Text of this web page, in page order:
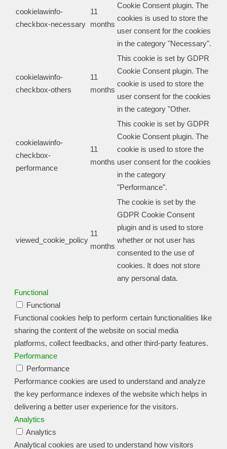
cookielawinfo-
checkbox-necessary
11
months
Cookie Consent plugin. The
cookies is used to store the
user consent for the cookies
in the category "Necessary".
cookielawinfo-
checkbox-others
11
months
This cookie is set by GDPR
Cookie Consent plugin. The
cookie is used to store the
user consent for the cookies
in the category "Other.
cookielawinfo-
checkbox-
performance
11
months
This cookie is set by GDPR
Cookie Consent plugin. The
cookie is used to store the
user consent for the cookies
in the category
"Performance".
viewed_cookie_policy
11
months
The cookie is set by the
GDPR Cookie Consent
plugin and is used to store
whether or not user has
consented to the use of
cookies. It does not store
any personal data.
Functional
Functional
Functional cookies help to perform certain functionalities like
sharing the content of the website on social media
platforms, collect feedbacks, and other third-party features.
Performance
Performance
Performance cookies are used to understand and analyze
the key performance indexes of the website which helps in
delivering a better user experience for the visitors.
Analytics
Analytics
Analytical cookies are used to understand how visitors